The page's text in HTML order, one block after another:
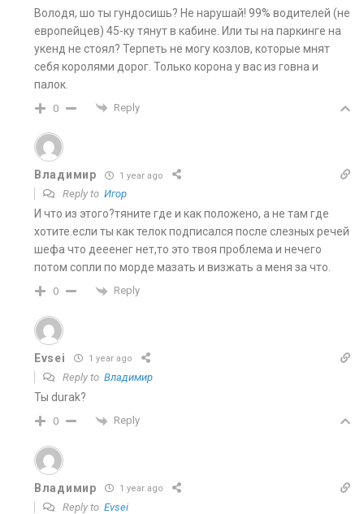
Володя, шо ты гундосишь? Не нарушай! 99% водителей (не
европейцев) 45-ку тянут в кабине. Или ты на паркинге на
укенд не стоял? Терпеть не могу козлов, которые мнят
себя королями дорог. Только корона у вас из говна и
палок.
0 Reply
Владимир 1 year ago
Reply to Игор
И что из этого?тяните где и как положено, а не там где
хотите.если ты как телок подписался после слезных речей
шефа что дееенег нет,то это твоя проблема и нечего
потом сопли по морде мазать и визжать а меня за что.
0 Reply
Evsei 1 year ago
Reply to Владимир
Ты durak?
0 Reply
Владимир 1 year ago
Reply to Evsei